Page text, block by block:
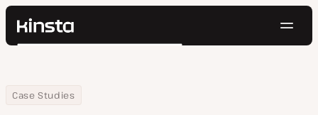
Kinsta®
Prezzi
Cerca
Home
Azienda
Case Studies
Colorprinter – Siti Più Veloci, Classifiche Migliori e Maggiori